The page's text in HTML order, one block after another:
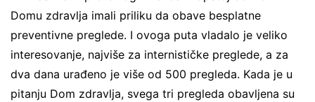
Domu zdravlja imali priliku da obave besplatne
preventivne preglede. I ovoga puta vladalo je veliko
interesovanje, najviše za internističke preglede, a za
dva dana urađeno je više od 500 pregleda. Kada je u
pitanju Dom zdravlja, svega tri pregleda obavljena su